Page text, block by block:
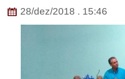
28/dez/2018 . 15:46